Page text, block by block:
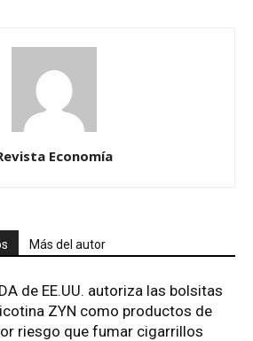
Economía
Más del autor
de EE.UU. autoriza las bolsitas
ZYN como productos de
riesgo que fumar cigarrillos